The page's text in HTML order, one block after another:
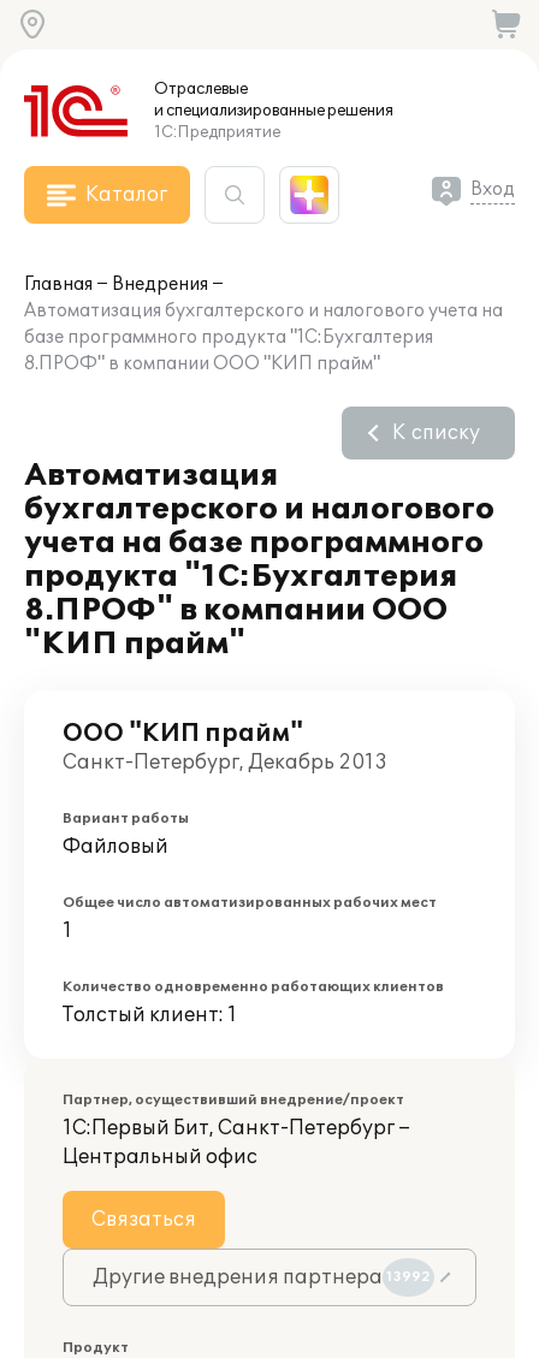
Отраслевые
и специализированныерешения
1С:Предприятие
Каталог Вход
Главная
Внедрения
Автоматизация бухгалтерского и налогового учета на
базе программного продукта "1С:Бухгалтерия
8.ПРОФ" в компании ООО "КИП прайм"
Автоматизация
бухгалтерского и налогового
учета на базе программного
продукта "1С:Бухгалтерия
8.ПРОФ" в компании ООО
"КИП прайм"
К списку
ООО "КИП прайм"
Санкт-Петербург, Декабрь 2013
Вариант работы
Файловый
Общее число автоматизированных рабочих мест
1
Количество одновременно работающих клиентов
Толстый клиент: 1
Партнер, осуществивший внедрение/проект
1С:Первый Бит, Санкт-Петербург –
Центральный офис
Связаться
Другие внедрения партнера 13992
Продукт